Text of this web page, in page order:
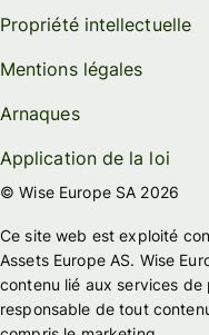
Propriété intellectuelle
Mentions légales
Arnaques
Application de la loi
© Wise Europe SA 2026
Ce site web est exploité
Assets Europe AS. Wise
contenu lié aux services de
responsable de tout